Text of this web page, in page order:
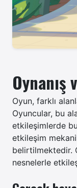
Oyun, farklı
Oyuncular, bu
etkileşimlerde
etkileşim
belirtilmektedir.
nesnelerle